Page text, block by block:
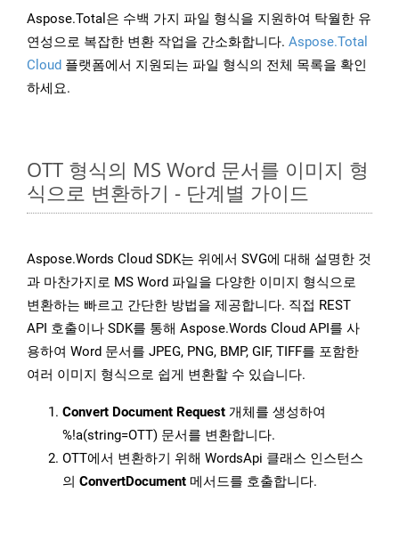
Aspose.Total은 수백 가지 파일 형식을 지원하여 탁월한 유
연성으로 복잡한 변환 작업을 간소화합니다. Aspose.Total
Cloud 플랫폼에서 지원되는 파일 형식의 전체 목록을 확인
하세요.
OTT 형식의 MS Word 문서를 이미지 형
식으로 변환하기 - 단계별 가이드
Aspose.Words Cloud SDK는 위에서 SVG에 대해 설명한 것
과 마찬가지로 MS Word 파일을 다양한 이미지 형식으로
변환하는 빠르고 간단한 방법을 제공합니다. 직접 REST
API 호출이나 SDK를 통해 Aspose.Words Cloud API를 사
용하여 Word 문서를 JPEG, PNG, BMP, GIF, TIFF를 포함한
여러 이미지 형식으로 쉽게 변환할 수 있습니다.
Convert Document Request 개체를 생성하여
%!a(string=OTT) 문서를 변환합니다.
OTT에서 변환하기 위해 WordsApi 클래스 인스턴스
의 ConvertDocument 메서드를 호출합니다.